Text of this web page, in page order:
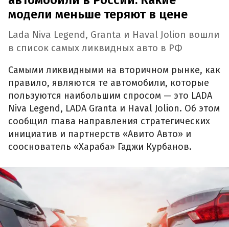
модели меньше теряют в цене
Lada Niva Legend, Granta и Haval Jolion вошли
в список самых ликвидных авто в РФ
Самыми ликвидными на вторичном рынке, как
правило, являются те автомобили, которые
пользуются наибольшим спросом — это LADA
Niva Legend, LADA Granta и Haval Jolion. Об этом
сообщил глава направления стратегических
инициатив и партнерств «Авито Авто» и
сооснователь «Хараба» Гаджи Курбанов.